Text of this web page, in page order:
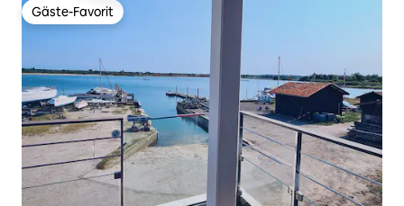
Gäste-Favorit
Gäste-Favorit